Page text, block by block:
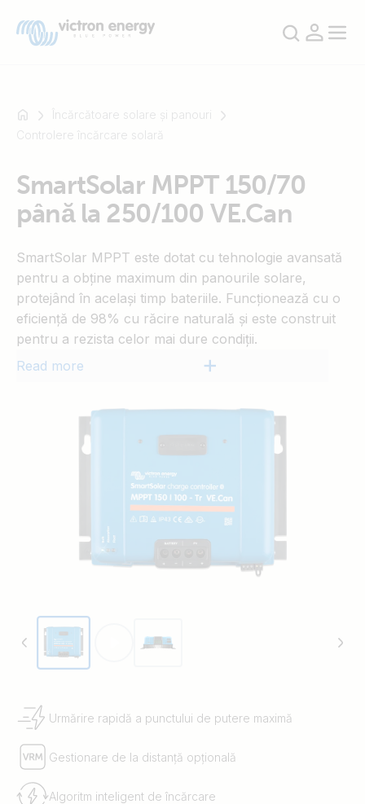
example
SmartSolar
Multiplus-
SmartShunt
Încărcătoare solare și panouri
Controlere încărcare solară
SmartSolar MPPT 150/70
până la 250/100 VE.Can
SmartSolar MPPT este dotat cu tehnologie avansată
pentru a obține maximum din panourile solare,
protejând în același timp bateriile. Funcționează cu o
eficiență de 98% cu răcire naturală și este construit
pentru a rezista celor mai dure condiții.
Read more
Urmărire rapidă a punctului de putere maximă
Gestionare de la distanță opțională
Algoritm inteligent de încărcare